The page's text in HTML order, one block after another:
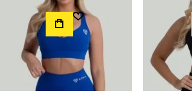
Додати до Списку Бажань